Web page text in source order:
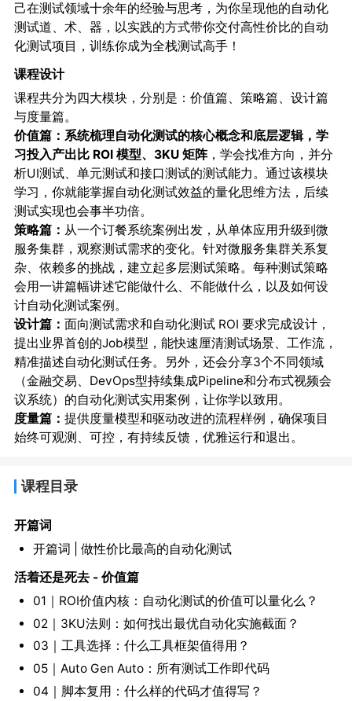
己在测试领域十余年的经验与思考，为你呈现他的自动化
测试道、术、器，以实践的方式带你交付高性价比的自动
化测试项目，训练你成为全栈测试高手！
课程设计
课程共分为四大模块，分别是：价值篇、策略篇、设计篇
与度量篇。
价值篇： 系统梳理自动化测试的核心概念和底层逻辑，学
习投入产出比 ROI 模型、3KU 矩阵，学会找准方向，并分
析UI测试、单元测试和接口测试的测试能力。通过该模块
学习，你就能掌握自动化测试效益的量化思维方法，后续
测试实现也会事半功倍。
策略篇： 从一个订餐系统案例出发，从单体应用升级到微
服务集群，观察测试需求的变化。针对微服务集群关系复
杂、依赖多的挑战，建立起多层测试策略。每种测试策略
会用一讲篇幅讲述它能做什么、不能做什么，以及如何设
计自动化测试案例。
设计篇： 面向测试需求和自动化测试 ROI 要求完成设计，
提出业界首创的Job模型，能快速厘清测试场景、工作流，
精准描述自动化测试任务。另外，还会分享3个不同领域
（金融交易、DevOps型持续集成Pipeline和分布式视频会
议系统）的自动化测试实用案例，让你学以致用。
度量篇： 提供度量模型和驱动改进的流程样例，确保项目
始终可观测、可控，有持续反馈，优雅运行和退出。
课程目录
开篇词
开篇词 | 做性价比最高的自动化测试
活着还是死去 - 价值篇
01｜ROI价值内核：自动化测试的价值可以量化么？
02｜3KU法则：如何找出最优自动化实施截面？
03｜工具选择：什么工具框架值得用？
05｜Auto Gen Auto：所有测试工作即代码
04｜脚本复用：什么样的代码才值得写？